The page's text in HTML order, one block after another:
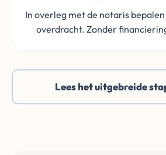
In overleg met de notaris
overdracht. Zonder
Lees het uitgebreide